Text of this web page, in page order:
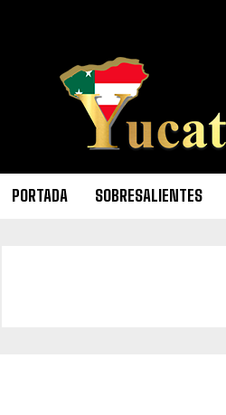
PORTADA SOBRESALIENTES